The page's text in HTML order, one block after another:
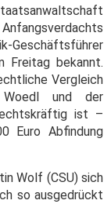
Geschäftsführer
Freitag bekannt.
Vergleich
und der
ist –
Euro Abfindung
Wolf (CSU) sich
so ausgedrückt